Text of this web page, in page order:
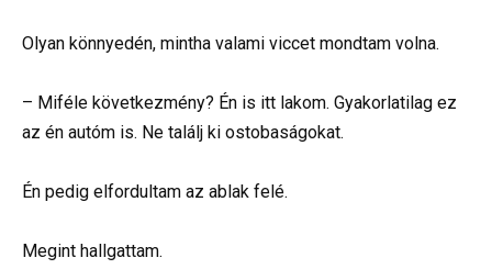
Olyan könnyedén, mintha valami viccet mondtam volna.
– Miféle következmény? Én is itt lakom. Gyakorlatilag ez
az én autóm is. Ne találj ki ostobaságokat.
Én pedig elfordultam az ablak felé.
Megint hallgattam.